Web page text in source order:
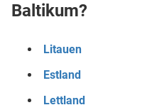
Baltikum?
Litauen
Estland
Lettland